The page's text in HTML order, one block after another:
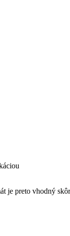
je preto vhodný